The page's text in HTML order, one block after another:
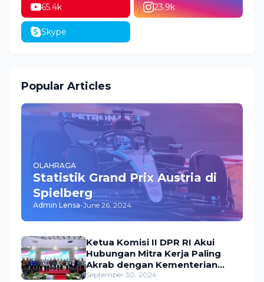
65.4k 23.9k
Skype
Popular Articles
OLAHRAGA
Statistik Grand Prix Austria di
Spielberg
Admin Lensa-June 26, 2024
Ketua Komisi II DPR RI Akui
Hubungan Mitra Kerja Paling
Akrab dengan Kementerian
ATR/BPN
September 30, 2024